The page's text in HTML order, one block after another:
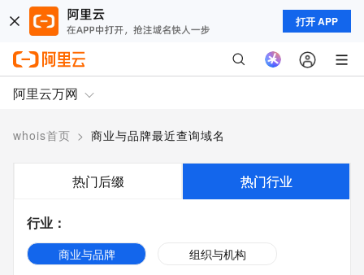
打开 APP
阿里云万网
whois首页 > 商业与品牌最近查询域名
热门后缀 热门行业
行业 ：
商业与品牌
组织与机构